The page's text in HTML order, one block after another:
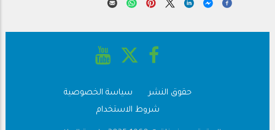
حقوق النشر
سياسة الخصوصية
شروط الاستخدام